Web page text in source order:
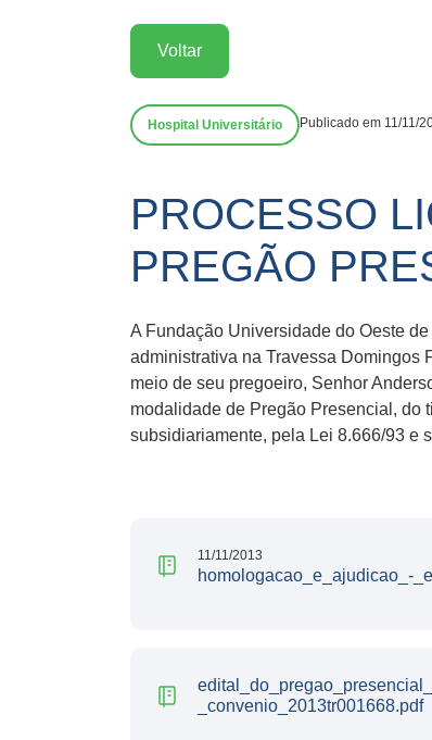
Voltar
Hospital Universitário Publicado em 11/11/
PROCESSO
PREGÃO
A Fundação Universidade do Oeste
administrativa na Travessa Domingos
meio de seu pregoeiro, Senhor
modalidade de Pregão Presencial, do
subsidiariamente, pela Lei 8.666/93 e
11/11/2013
homologacao_e_ajudicao_-
_convenio_2013tr001668.pdf